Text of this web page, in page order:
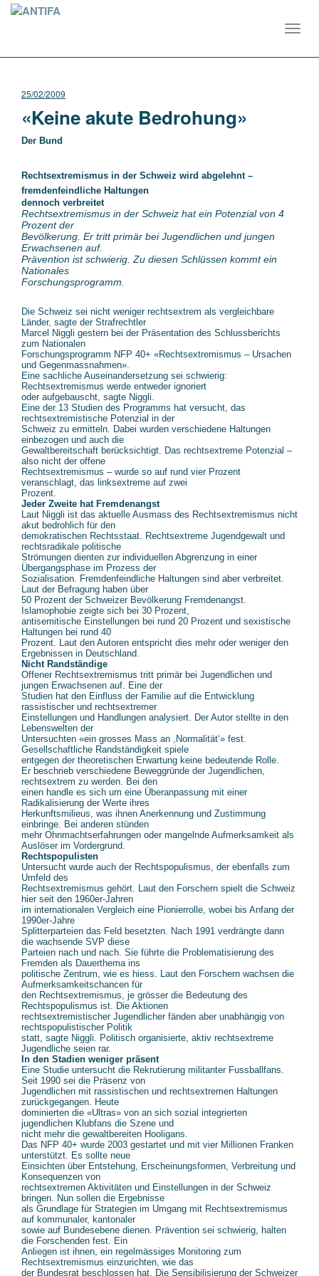
25/02/2009
«Keine akute Bedrohung»
Der Bund
Rechtsextremismus in der Schweiz wird abgelehnt –
fremdenfeindliche Haltungen
dennoch verbreitet
Rechtsextremismus in der Schweiz hat ein Potenzial von 4
Prozent der
Bevölkerung. Er tritt primär bei Jugendlichen und jungen
Erwachsenen auf.
Prävention ist schwierig. Zu diesen Schlüssen kommt ein
Nationales
Forschungsprogramm.
Die Schweiz sei nicht weniger rechtsextrem als vergleichbare
Länder, sagte der Strafrechtler
Marcel Niggli gestern bei der Präsentation des Schlussberichts
zum Nationalen
Forschungsprogramm NFP 40+ «Rechtsextremismus – Ursachen
und Gegenmassnahmen».
Eine sachliche Auseinandersetzung sei schwierig:
Rechtsextremismus werde entweder ignoriert
oder aufgebauscht, sagte Niggli.
Eine der 13 Studien des Programms hat versucht, das
rechtsextremistische Potenzial in der
Schweiz zu ermitteln. Dabei wurden verschiedene Haltungen
einbezogen und auch die
Gewaltbereitschaft berücksichtigt. Das rechtsextreme Potenzial –
also nicht der offene
Rechtsextremismus – wurde so auf rund vier Prozent
veranschlagt, das linksextreme auf zwei
Prozent.
Jeder Zweite hat Fremdenangst
Laut Niggli ist das aktuelle Ausmass des Rechtsextremismus nicht
akut bedrohlich für den
demokratischen Rechtsstaat. Rechtsextreme Jugendgewalt und
rechtsradikale politische
Strömungen dienten zur individuellen Abgrenzung in einer
Übergangsphase im Prozess der
Sozialisation. Fremdenfeindliche Haltungen sind aber verbreitet.
Laut der Befragung haben über
50 Prozent der Schweizer Bevölkerung Fremdenangst.
Islamophobie zeigte sich bei 30 Prozent,
antisemitische Einstellungen bei rund 20 Prozent und sexistische
Haltungen bei rund 40
Prozent. Laut den Autoren entspricht dies mehr oder weniger den
Ergebnissen in Deutschland.
Nicht Randständige
Offener Rechtsextremismus tritt primär bei Jugendlichen und
jungen Erwachsenen auf. Eine der
Studien hat den Einfluss der Familie auf die Entwicklung
rassistischer und rechtsextremer
Einstellungen und Handlungen analysiert. Der Autor stellte in den
Lebenswelten der
Untersuchten «ein grosses Mass an ,Normalität‘» fest.
Gesellschaftliche Randständigkeit spiele
entgegen der theoretischen Erwartung keine bedeutende Rolle.
Er beschrieb verschiedene Beweggründe der Jugendlichen,
rechtsextrem zu werden. Bei den
einen handle es sich um eine Überanpassung mit einer
Radikalisierung der Werte ihres
Herkunftsmilieus, was ihnen Anerkennung und Zustimmung
einbringe. Bei anderen stünden
mehr Ohnmachtserfahrungen oder mangelnde Aufmerksamkeit als
Auslöser im Vordergrund.
Rechtspopulisten
Untersucht wurde auch der Rechtspopulismus, der ebenfalls zum
Umfeld des
Rechtsextremismus gehört. Laut den Forschern spielt die Schweiz
hier seit den 1960er-Jahren
im internationalen Vergleich eine Pionierrolle, wobei bis Anfang der
1990er-Jahre
Splitterparteien das Feld besetzten. Nach 1991 verdrängte dann
die wachsende SVP diese
Parteien nach und nach. Sie führte die Problematisierung des
Fremden als Dauerthema ins
politische Zentrum, wie es hiess. Laut den Forschern wachsen die
Aufmerksamkeitschancen für
den Rechtsextremismus, je grösser die Bedeutung des
Rechtspopulismus ist. Die Aktionen
rechtsextremistischer Jugendlicher fänden aber unabhängig von
rechtspopulistischer Politik
statt, sagte Niggli. Politisch organisierte, aktiv rechtsextreme
Jugendliche seien rar.
In den Stadien weniger präsent
Eine Studie untersucht die Rekrutierung militanter Fussballfans.
Seit 1990 sei die Präsenz von
Jugendlichen mit rassistischen und rechtsextremen Haltungen
zurückgegangen. Heute
dominierten die «Ultras» von an sich sozial integrierten
jugendlichen Klubfans die Szene und
nicht mehr die gewaltbereiten Hooligans.
Das NFP 40+ wurde 2003 gestartet und mit vier Millionen Franken
unterstützt. Es sollte neue
Einsichten über Entstehung, Erscheinungsformen, Verbreitung und
Konsequenzen von
rechtsextremen Aktivitäten und Einstellungen in der Schweiz
bringen. Nun sollen die Ergebnisse
als Grundlage für Strategien im Umgang mit Rechtsextremismus
auf kommunaler, kantonaler
sowie auf Bundesebene dienen. Prävention sei schwierig, halten
die Forschenden fest. Ein
Anliegen ist ihnen, ein regelmässiges Monitoring zum
Rechtsextremismus einzurichten, wie das
der Bundesrat beschlossen hat. Die Sensibilisierung der Schweizer